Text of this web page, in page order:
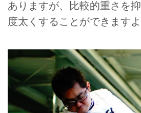
ありますが、比較的重さを
度太くすることができますよ